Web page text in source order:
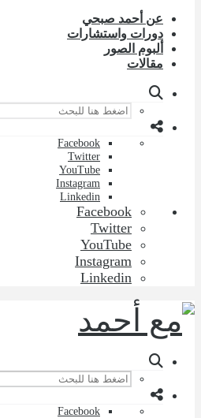
عن أحمد صبحي
دورات واستشارات
ألبوم الصور
مقالات
Facebook
Twitter
YouTube
Instagram
Linkedin
Facebook
Twitter
YouTube
Instagram
Linkedin
Facebook